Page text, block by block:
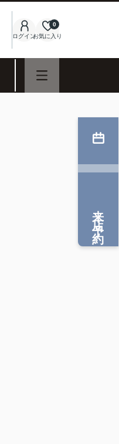
ログインお気に入り
0
来店予約